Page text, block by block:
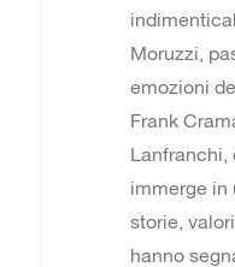
Moruzzi,
emozioni
Frank
Lanfranchi,
immerge in
storie,
hanno